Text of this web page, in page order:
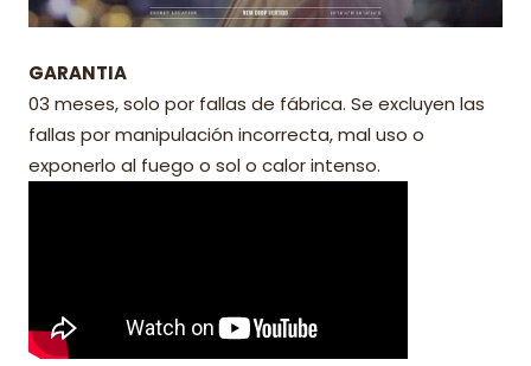
GARANTIA
03 meses, solo por fallas de fábrica. Se excluyen las
fallas por manipulación incorrecta, mal uso o
exponerlo al fuego o sol o calor intenso.